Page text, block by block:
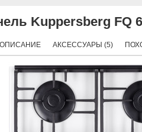
Kuppersberg FQ
ОПИСАНИЕ АКСЕССУАРЫ (5)